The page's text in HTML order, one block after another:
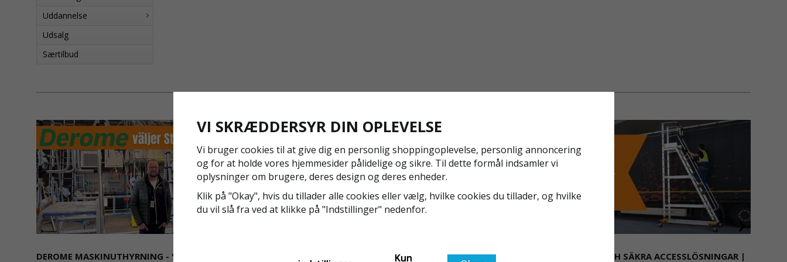
Uddannelse
Udsalg
Særtilbud
DEROME MASKINUTHYRNING - "SÄKERHET ÄR
NYA REGLER FÖR RULLSTÄLLNING - AFS2023:9 &
SKRÄDDARSYDDA OCH SÄKRA ACCESSLÖSNINGAR |
VI SKRÆDDERSYR DIN OPLEVELSE
Vi bruger cookies til at give dig en personlig shoppingoplevelse, personlig annoncering
og for at holde vores hjemmesider pålidelige og sikre. Til dette formål indsamler vi
oplysninger om brugere, deres design og deres enheder.
Klik på "Okay", hvis du tillader alle cookies eller vælg, hvilke cookies du tillader, og hvilke
du vil slå fra ved at klikke på "Indstillinger" nedenfor.
Kun